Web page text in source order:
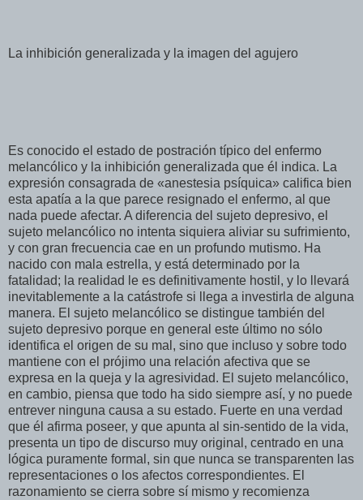
La inhibición generalizada y la imagen del agujero
Es conocido el estado de postración típico del enfermo
melancólico y la inhibición generalizada que él indica. La
expresión consagrada de «anestesia psíquica» califica bien
esta apatía a la que parece resignado el enfermo, al que
nada puede afectar. A diferencia del sujeto depresivo, el
sujeto melancólico no intenta siquiera aliviar su sufrimiento,
y con gran frecuencia cae en un profundo mutismo. Ha
nacido con mala estrella, y está determinado por la
fatalidad; la realidad le es definitivamente hostil, y lo llevará
inevitablemente a la catástrofe si llega a investirla de alguna
manera. El sujeto melancólico se distingue también del
sujeto depresivo porque en general este último no sólo
identifica el origen de su mal, sino que incluso y sobre todo
mantiene con el prójimo una relación afectiva que se
expresa en la queja y la agresividad. El sujeto melancólico,
en cambio, piensa que todo ha sido siempre así, y no puede
entrever ninguna causa a su estado. Fuerte en una verdad
que él afirma poseer, y que apunta al sin-sentido de la vida,
presenta un tipo de discurso muy original, centrado en una
lógica puramente formal, sin que nunca se transparenten las
representaciones o los afectos correspondientes. El
razonamiento se cierra sobre sí mismo y recomienza